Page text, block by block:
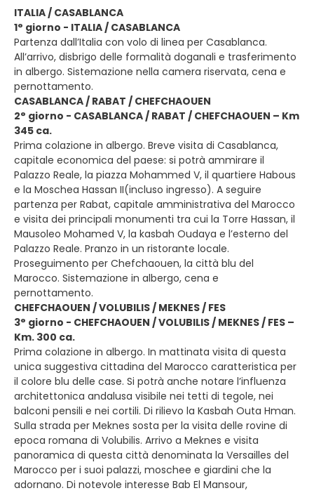
ITALIA / CASABLANCA
1° giorno - ITALIA / CASABLANCA
Partenza dall’Italia con volo di linea per Casablanca.
All’arrivo, disbrigo delle formalità doganali e trasferimento
in albergo. Sistemazione nella camera riservata, cena e
pernottamento.
CASABLANCA / RABAT / CHEFCHAOUEN
2° giorno - CASABLANCA / RABAT / CHEFCHAOUEN – Km
345 ca.
Prima colazione in albergo. Breve visita di Casablanca,
capitale economica del paese: si potrà ammirare il
Palazzo Reale, la piazza Mohammed V, il quartiere Habous
e la Moschea Hassan II(incluso ingresso). A seguire
partenza per Rabat, capitale amministrativa del Marocco
e visita dei principali monumenti tra cui la Torre Hassan, il
Mausoleo Mohamed V, la kasbah Oudaya e l’esterno del
Palazzo Reale. Pranzo in un ristorante locale.
Proseguimento per Chefchaouen, la città blu del
Marocco. Sistemazione in albergo, cena e
pernottamento.
CHEFCHAOUEN / VOLUBILIS / MEKNES / FES
3° giorno - CHEFCHAOUEN / VOLUBILIS / MEKNES / FES –
Km. 300 ca.
Prima colazione in albergo. In mattinata visita di questa
unica suggestiva cittadina del Marocco caratteristica per
il colore blu delle case. Si potrà anche notare l’influenza
architettonica andalusa visibile nei tetti di tegole, nei
balconi pensili e nei cortili. Di rilievo la Kasbah Outa Hman.
Sulla strada per Meknes sosta per la visita delle rovine di
epoca romana di Volubilis. Arrivo a Meknes e visita
panoramica di questa città denominata la Versailles del
Marocco per i suoi palazzi, moschee e giardini che la
adornano. Di notevole interesse Bab El Mansour,